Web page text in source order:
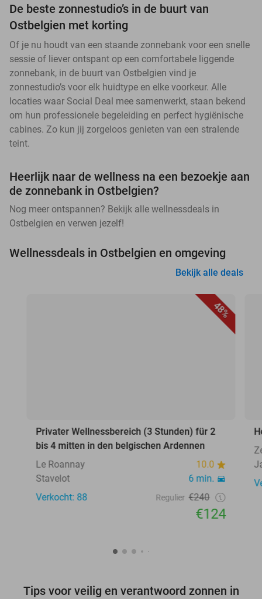
De beste zonnestudio’s in de buurt van
Ostbelgien met korting
Of je nu houdt van een staande zonnebank voor een snelle
sessie of liever ontspant op een comfortabele liggende
zonnebank, in de buurt van Ostbelgien vind je
zonnestudio’s voor elk huidtype en elke voorkeur. Alle
locaties waar Social Deal mee samenwerkt, staan bekend
om hun professionele begeleiding en perfect hygiënische
cabines. Zo kun jij zorgeloos genieten van een stralende
teint.
Heerlijk naar de wellness na een bezoekje aan
de zonnebank in Ostbelgien?
Nog meer ontspannen? Bekijk alle wellnessdeals in
Ostbelgien en verwen jezelf!
Wellnessdeals in Ostbelgien en omgeving
Bekijk alle deals
48%
Privater Wellnessbereich (3 Stunden) für 2
bis 4 mitten in den belgischen Ardennen
Le Roannay
10.0
Stavelot
6 min.
Verkocht: 88
Regulier €240
€124
Tips voor veilig en verantwoord zonnen in